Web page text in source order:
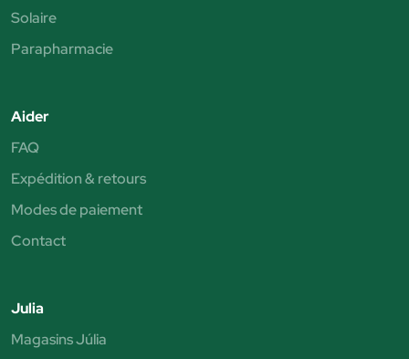
Solaire
Parapharmacie
Aider
FAQ
Expédition & retours
Modes de paiement
Contact
Julia
Magasins Júlia